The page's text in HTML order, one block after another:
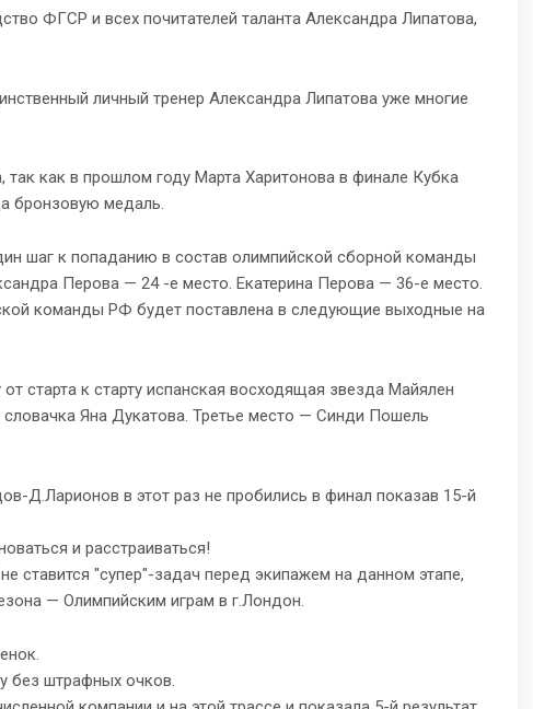
ФГСР и всех почитателей таланта Александра Липатова,
личный тренер Александра Липатова уже многие
как в прошлом году Марта Харитонова в финале Кубка
бронзовую медаль.
шаг к попаданию в состав олимпийской сборной команды
Перова — 24 -е место. Екатерина Перова — 36-е место.
команды РФ будет поставлена в следующие выходные на
старта к старту испанская восходящая звезда Майялен
Яна Дукатова. Третье место — Синди Пошель
в этот раз не пробились в финал показав 15-й
и расстраиваться!
"супер"-задач перед экипажем на данном этапе,
— Олимпийским играм в г.Лондон.
без штрафных очков.